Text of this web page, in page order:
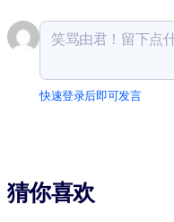
快速登录后即可发言
猜你喜欢